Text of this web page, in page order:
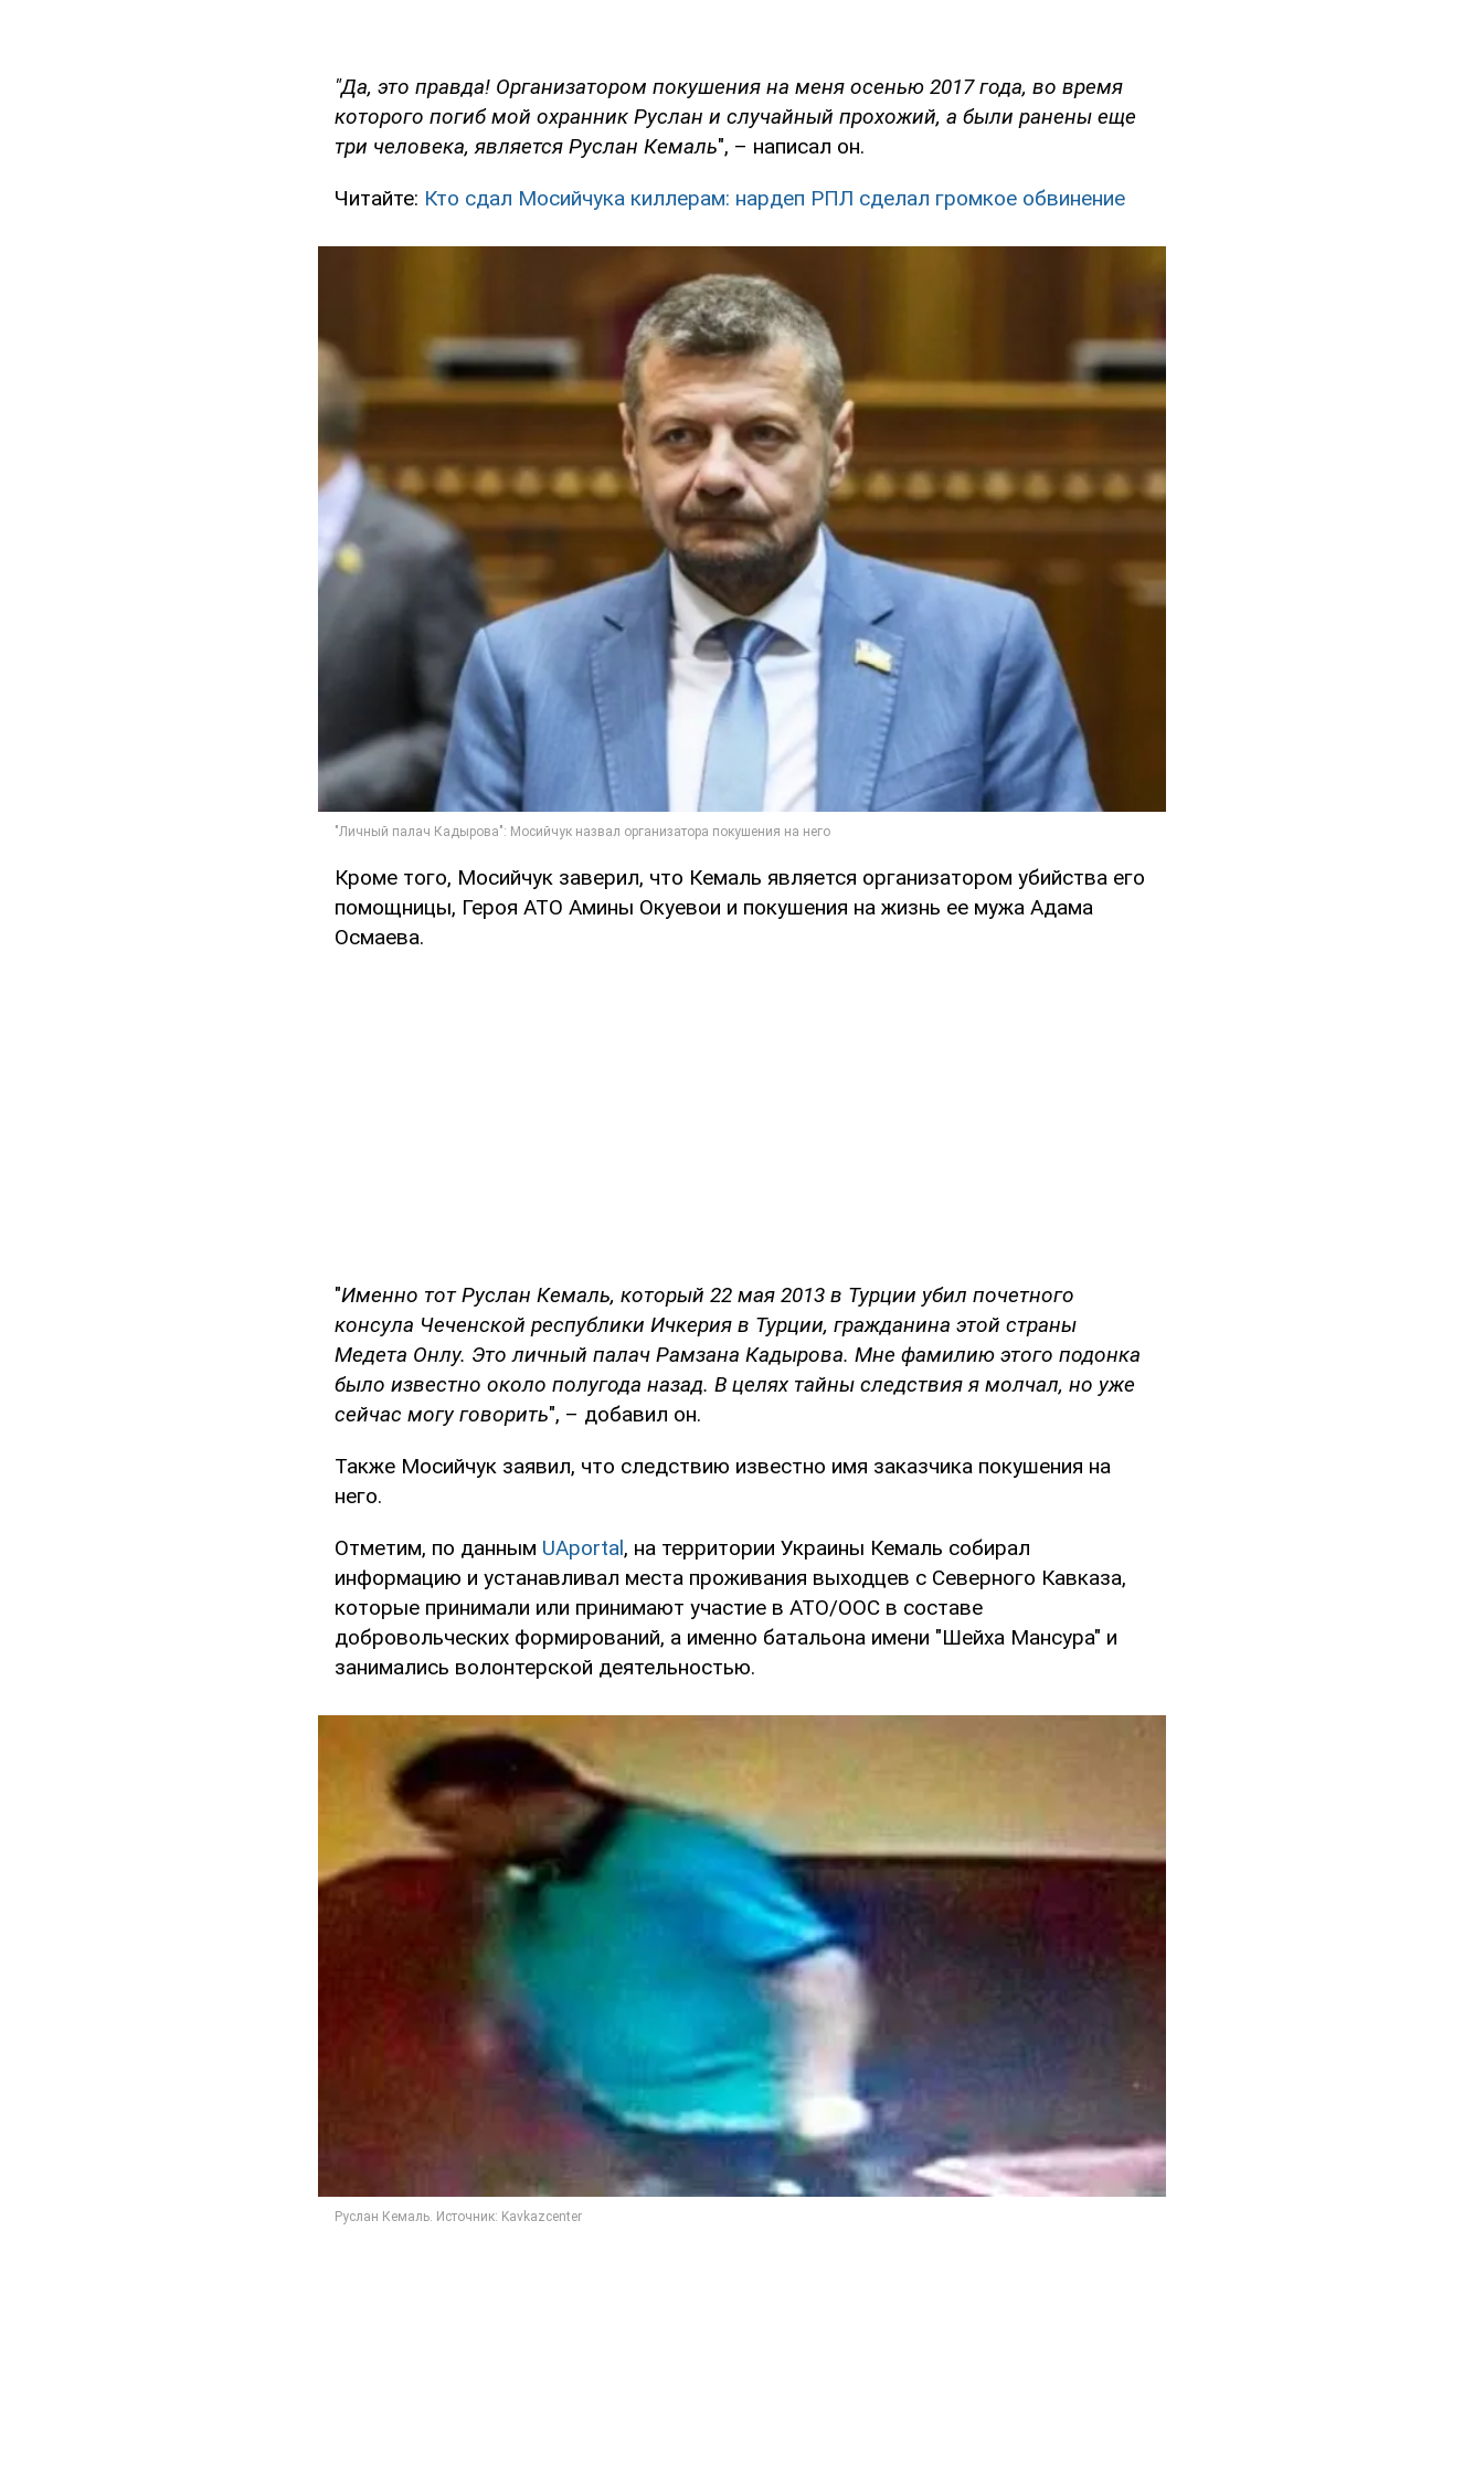
"Да, это правда! Организатором покушения на меня осенью 2017 года, во время
которого погиб мой охранник Руслан и случайный прохожий, а были ранены еще
три человека, является Руслан Кемаль", – написал он.
Читайте: Кто сдал Мосийчука киллерам: нардеп РПЛ сделал громкое обвинение
Кроме того, Мосийчук заверил, что Кемаль является организатором убийства его
помощницы, Героя АТО Амины Окуевои и покушения на жизнь ее мужа Адама
Осмаева.
"Именно тот Руслан Кемаль, который 22 мая 2013 в Турции убил почетного
консула Чеченской республики Ичкерия в Турции, гражданина этой страны
Медета Онлу. Это личный палач Рамзана Кадырова. Мне фамилию этого подонка
было известно около полугода назад. В целях тайны следствия я молчал, но уже
сейчас могу говорить", – добавил он.
Также Мосийчук заявил, что следствию известно имя заказчика покушения на
него.
Отметим, по данным UAportal, на территории Украины Кемаль собирал
информацию и устанавливал места проживания выходцев с Северного Кавказа,
которые принимали или принимают участие в АТО/ООС в составе
добровольческих формирований, а именно батальона имени "Шейха Мансура" и
занимались волонтерской деятельностью.